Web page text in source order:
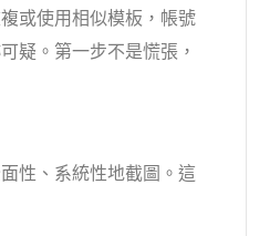
或使用相似模板，帳號
疑。第一步不是慌張，
性、系統性地截圖。這